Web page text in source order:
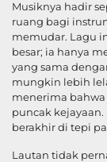
Musiknya hadir
ruang bagi
memudar. Lagu
besar; ia hanya
yang sama
mungkin lebih
menerima
puncak
berakhir di tepi
Lautan tidak